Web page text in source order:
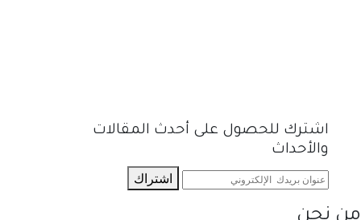
اشترك للحصول على أحدث المقالات
والأحداث
اشتراك